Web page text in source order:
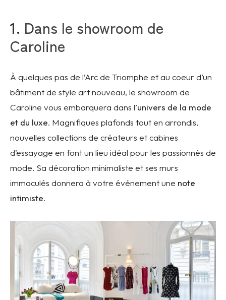
1. Dans le showroom de
Caroline
À quelques pas de l’Arc de Triomphe et au coeur d’un
bâtiment de style art nouveau, le showroom de
Caroline vous embarquera dans l’univers de la mode
et du luxe. Magnifiques plafonds tout en arrondis,
nouvelles collections de créateurs et cabines
d’essayage en font un lieu idéal pour les passionnés de
mode. Sa décoration minimaliste et ses murs
immaculés donnera à votre événement une note
intimiste.